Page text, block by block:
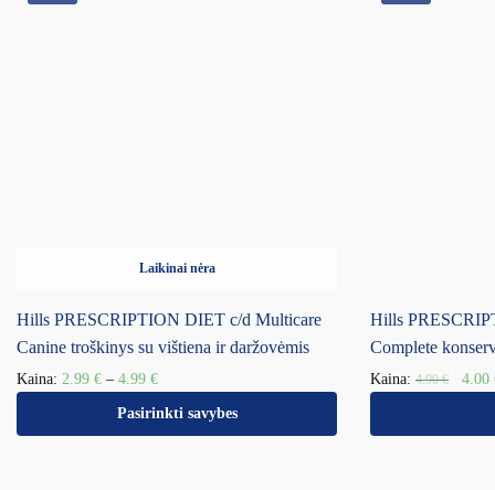
Laikinai nėra
Hills PRESCRIPTION DIET c/d Multicare
Canine troškinys su vištiena ir daržovėmis
Kaina: 2.99 € – 4.99 €
Pasirinkti savybes
Hills
Complete
Kaina: 4.90€ 4.00